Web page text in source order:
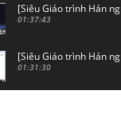
[Siêu Giáo trình Hán
01:37:43
[Siêu Giáo trình Hán
01:31:30